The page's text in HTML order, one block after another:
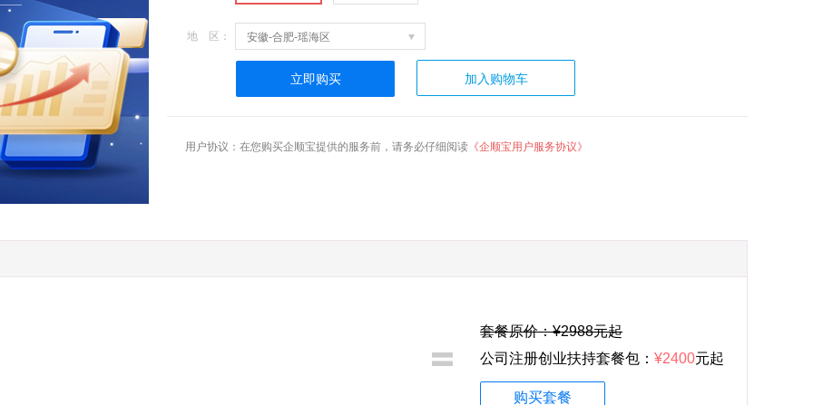
地 区： 安徽-合肥-瑶海区
立即购买 加入购物车
用户协议：在您购买企顺宝提供的服务前，请务必仔细阅读 《企顺宝用户服务协议》
套餐原价：¥2988元起
公司注册创业扶持套餐包： ¥2400元起
购买套餐